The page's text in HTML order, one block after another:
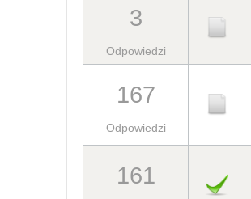
3
Odpowiedzi
167
Odpowiedzi
161